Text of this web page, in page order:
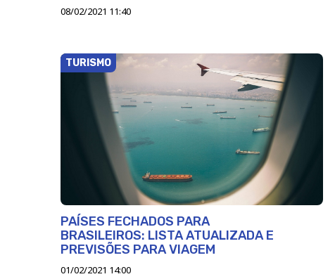
08/02/2021 11:40
TURISMO
PAÍSES FECHADOS PARA
BRASILEIROS: LISTA ATUALIZADA E
PREVISÕES PARA VIAGEM
01/02/2021 14:00